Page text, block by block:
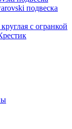
подвеска
с огранкой